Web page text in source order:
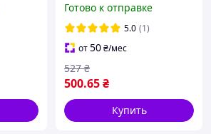
FLOWER (3шт)
Готово к отправке
5.0 (1)
от50₴/мес
500.65₴
527 ₴
Купить